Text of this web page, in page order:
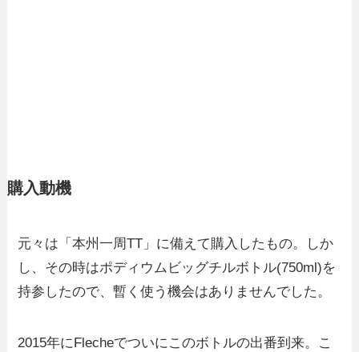
購入動機
元々は「本州一周TT」に備えて購入したもの。しか
し、その時はポディウムビッグチルボトル(750ml)を
持参したので、暫く使う機会はありませんでした。
2015年にFlecheでついにこのボトルの出番到来。こ